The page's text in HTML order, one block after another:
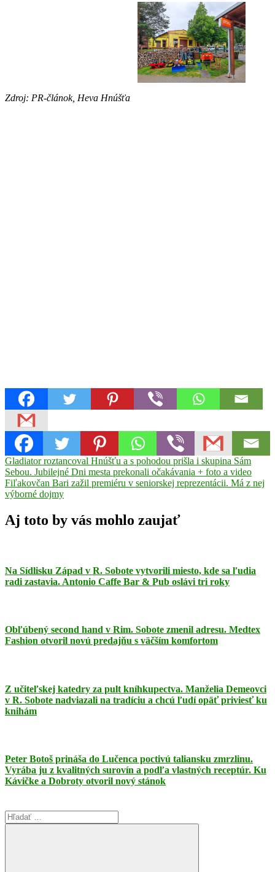
Zdroj: PR-článok, Heva Hnúšťa
atackHnúšťaKosačka pilkapotrebyremesloStihltrávazáhradná
technika
Navigácia
v
článku
Previous
Post:
Gladiator roztancoval Hnúšťu a s pohodou prišla i skupina Sám
Sebou. Jubilejné Dni mesta prekonali očakávania + foto a video
Next
Post:
Fiľakovčan Bari zažil premiéru v seniorskej reprezentácii. Má z nej
výborné dojmy
Aj toto by vás mohlo zaujať
Na Sídlisku Západ v R. Sobote vytvorili miesto, kde sa ľudia
radi zastavia. Antonio Caffe Bar & Pub oslávi tri roky
Obľúbený second hand v Rim. Sobote zmenil adresu. Medtex
Fashion otvoril novú predajňu s väčším komfortom
Z učiteľskej katedry za pult kníhkupectva. Manželia Demeovci
v R. Sobote nadviazali na tradíciu a chcú ľudí opäť priviesť ku
knihám
Peter Botoš prináša do Lučenca poctivú taliansku zmrzlinu.
Vyrába ju z kvalitných surovín a podľa vlastných receptúr. Ku
Kávičke a Dobroty otvoril nový stánok
Search
for: